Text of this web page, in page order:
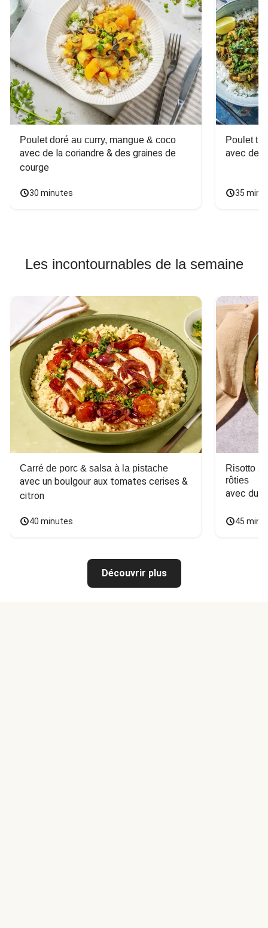
Poulet doré au curry, mangue & coco
avec de la coriandre & des graines de
courge
30 minutes
Poulet
avec des
35
Les incontournables de la semaine
Carré de porc & salsa à la pistache
avec un boulgour aux tomates cerises &
citron
40 minutes
Risotto
rôties
avec du
45
Découvrir plus